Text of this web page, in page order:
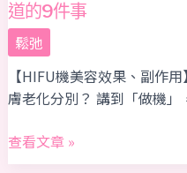
道的9件事
鬆弛
【HIFU機美容效果、副作
膚老化分別？ 講到「做機
要
知
道
的
9
件
事
查看文章 »